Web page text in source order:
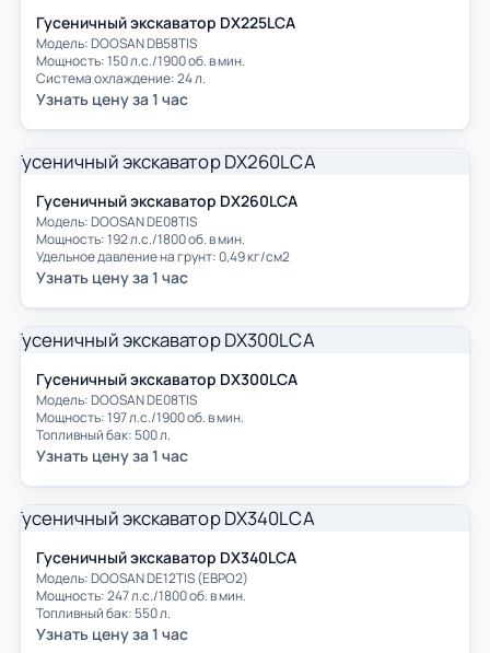
Гусеничный экскаватор DX225LCA
Модель: DOOSAN DB58TIS
Мощность: 150 л.с./1900 об. в мин.
Система охлаждение: 24 л.
Узнать цену за 1 час
Гусеничный экскаватор DX260LCA
Модель: DOOSAN DE08TIS
Мощность: 192 л.с./1800 об. в мин.
Удельное давление на грунт: 0,49 кг/см2
Узнать цену за 1 час
Гусеничный экскаватор DX300LCA
Модель: DOOSAN DE08TIS
Мощность: 197 л.с./1900 об. в мин.
Топливный бак: 500 л.
Узнать цену за 1 час
Гусеничный экскаватор DX340LCA
Модель: DOOSAN DE12TIS (ЕВРО2)
Мощность: 247 л.с./1800 об. в мин.
Топливный бак: 550 л.
Узнать цену за 1 час